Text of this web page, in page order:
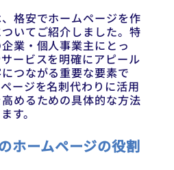
格安でホームページを作
いてご紹介しました。特
業・個人事業主にとっ
ービスを明確にアピール
つながる重要な要素で
ージを名刺代わりに活用
めるための具体的な方法
す。
ホームページの役割